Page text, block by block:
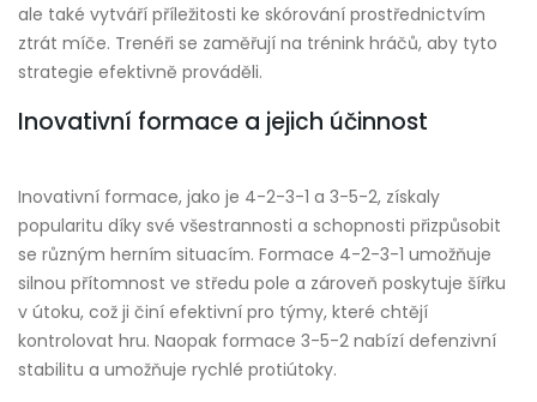
ale také vytváří příležitosti ke skórování prostřednictvím
ztrát míče. Trenéři se zaměřují na trénink hráčů, aby tyto
strategie efektivně prováděli.
Inovativní formace a jejich účinnost
Inovativní formace, jako je 4-2-3-1 a 3-5-2, získaly
popularitu díky své všestrannosti a schopnosti přizpůsobit
se různým herním situacím. Formace 4-2-3-1 umožňuje
silnou přítomnost ve středu pole a zároveň poskytuje šířku
v útoku, což ji činí efektivní pro týmy, které chtějí
kontrolovat hru. Naopak formace 3-5-2 nabízí defenzivní
stabilitu a umožňuje rychlé protiútoky.